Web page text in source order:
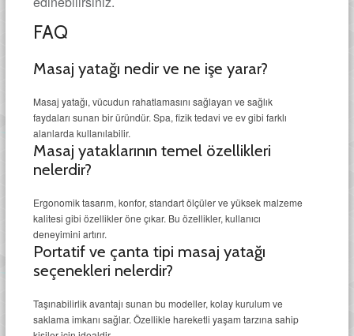
FAQ
Masaj yatağı nedir ve ne işe yarar?
Masaj yatağı, vücudun rahatlamasını sağlayan ve sağlık
faydaları sunan bir üründür. Spa, fizik tedavi ve ev gibi farklı
alanlarda kullanılabilir.
Masaj yataklarının temel özellikleri
nelerdir?
Ergonomik tasarım, konfor, standart ölçüler ve yüksek malzeme
kalitesi gibi özellikler öne çıkar. Bu özellikler, kullanıcı
deneyimini artırır.
Portatif ve çanta tipi masaj yatağı
seçenekleri nelerdir?
Taşınabilirlik avantajı sunan bu modeller, kolay kurulum ve
saklama imkanı sağlar. Özellikle hareketli yaşam tarzına sahip